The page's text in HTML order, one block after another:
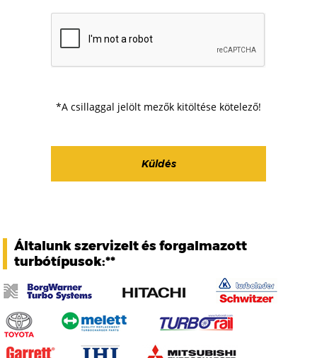
*A csillaggal jelölt mezők kitöltése kötelező!
Általunk szervizelt és forgalmazott
turbótípusok:**